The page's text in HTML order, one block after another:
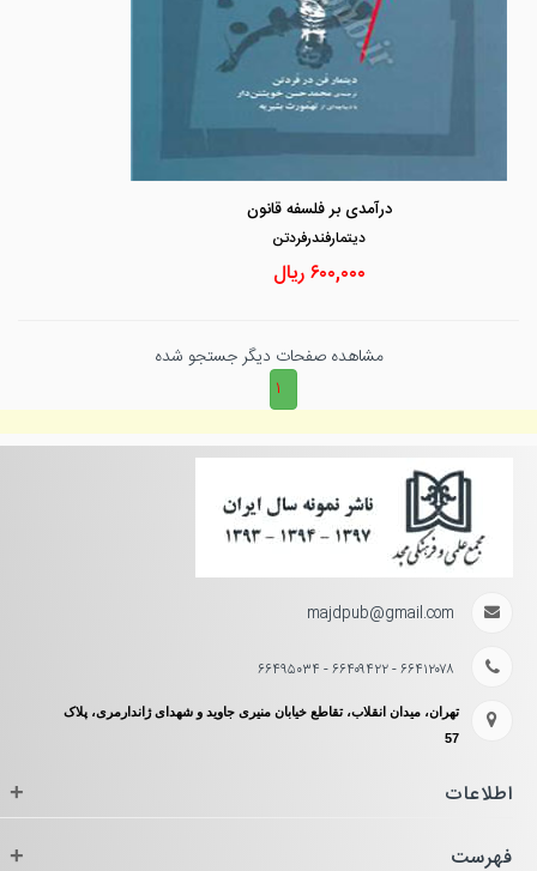
درآمدی بر فلسفه قانون
ديتمارفندرفردتن
۶۰۰,۰۰۰ریال
مشاهده صفحات دیگر جستجو شده
۱
majdpub@gmail.com
۶۶۴۱۲۰۷۸ - ۶۶۴۰۹۴۲۲ - ۶۶۴۹۵۰۳۴
تهران، میدان انقلاب، تقاطع خیابان منیری جاوید و شهدای ژاندارمری، پلاک
57
اطلاعات +
فهرست +